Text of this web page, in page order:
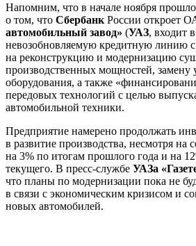
Напомним, что в начале ноября
о том, что Сбербанк России откроет
автомобильный завод» (УАЗ, входит
невозобновляемую кредитную линию
на реконструкцию и модернизацию
производственных мощностей, замену
оборудования, а также
передовых технологий с целью
автомобильной техники.
Предприятие намерено продолжать
в развитие производства, несмотря на
на 3% по итогам прошлого года и на
текущего. В пресс-службе УАЗа
что планы по модернизации пока не
в связи с экономическим кризисом и
новых автомобилей.